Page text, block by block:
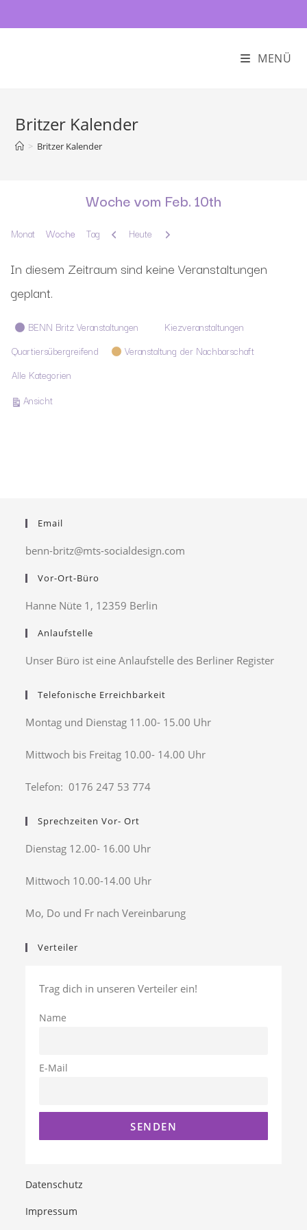
MENÜ
Britzer Kalender
> Britzer Kalender
Woche vom Feb. 10th
Monat Woche Tag Zurück
Heute Weiter
In diesem Zeitraum sind keine Veranstaltungen
geplant.
Kategorien
BENN Britz Veranstaltungen
Kiezveranstaltungen
Quartiersübergreifend
Veranstaltung der Nachbarschaft
Alle Kategorien
Ansichtausdrucken
Email
benn-britz@mts-socialdesign.com
Vor-Ort-Büro
Hanne Nüte 1, 12359 Berlin
Anlaufstelle
Unser Büro ist eine Anlaufstelle des Berliner Register
Telefonische Erreichbarkeit
Montag und Dienstag 11.00- 15.00 Uhr
Mittwoch bis Freitag 10.00- 14.00 Uhr
Telefon: 0176 247 53 774
Sprechzeiten Vor- Ort
Dienstag 12.00- 16.00 Uhr
Mittwoch 10.00-14.00 Uhr
Mo, Do und Fr nach Vereinbarung
Verteiler
Trag dich in unseren Verteiler ein!
Name
E-Mail
Datenschutz
Impressum